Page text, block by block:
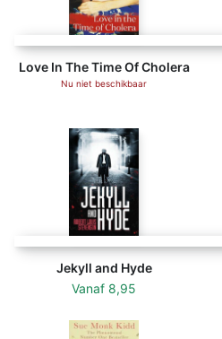
Love In The Time Of Cholera
Nu niet beschikbaar
Jekyll and Hyde
Vanaf 8,95